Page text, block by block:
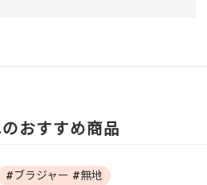
おすすめ商品
#ブラジャー #無地